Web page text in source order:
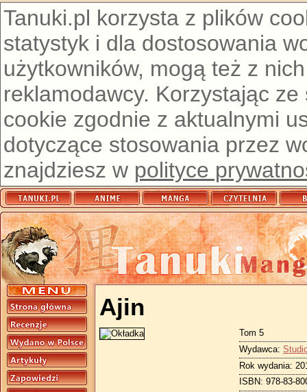
Tanuki.pl korzysta z plików
statystyk i dla dostosowania
użytkowników, mogą też z
reklamodawcy. Korzystając
cookie zgodnie z aktualnymi
dotyczące stosowania przez
znajdziesz w polityce
Ajin
Tom 5
Wydawca:
Rok wydania:
ISBN: 978-83-